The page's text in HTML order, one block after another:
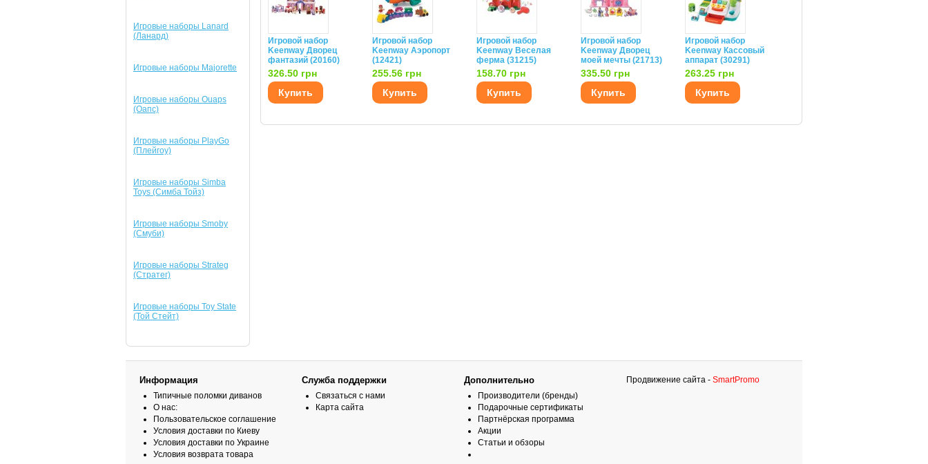
Игровые наборы Lanard
(Ланард)
Игровые наборы Majorette
Игровые наборы Ouaps
(Оапс)
Игровые наборы PlayGo
(Плейгоу)
Игровые наборы Simba
Toys (Симба Тойз)
Игровые наборы Smoby
(Смуби)
Игровые наборы Strateg
(Стратег)
Игровые наборы Toy State
(Той Стейт)
Игровой набор
Keenway Дворец
фантазий (20160)
326.50 грн
Купить
Игровой набор
Keenway Аэропорт
(12421)
255.56 грн
Купить
Игровой набор
Keenway Веселая
ферма (31215)
158.70 грн
Купить
Игровой набор
Keenway Дворец
моей мечты (21713)
335.50 грн
Купить
Игровой набор
Keenway Кассовый
аппарат (30291)
263.25 грн
Купить
Информация
Типичные поломки диванов
О нас:
Пользовательское соглашение
Условия доставки по Киеву
Условия доставки по Украине
Условия возврата товара
Служба поддержки
Связаться с нами
Карта сайта
Дополнительно
Производители (бренды)
Подарочные сертификаты
Партнёрская программа
Акции
Статьи и обзоры
Продвижение сайта - SmartPromo